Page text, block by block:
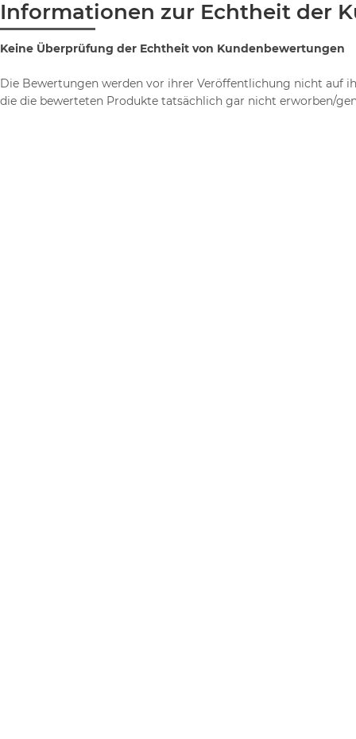
Informationen zur Echtheit der
Keine Überprüfung der Echtheit von Kundenbewertungen
Die Bewertungen werden vor ihrer Veröffentlichung nicht auf
die die bewerteten Produkte tatsächlich gar nicht erworben/